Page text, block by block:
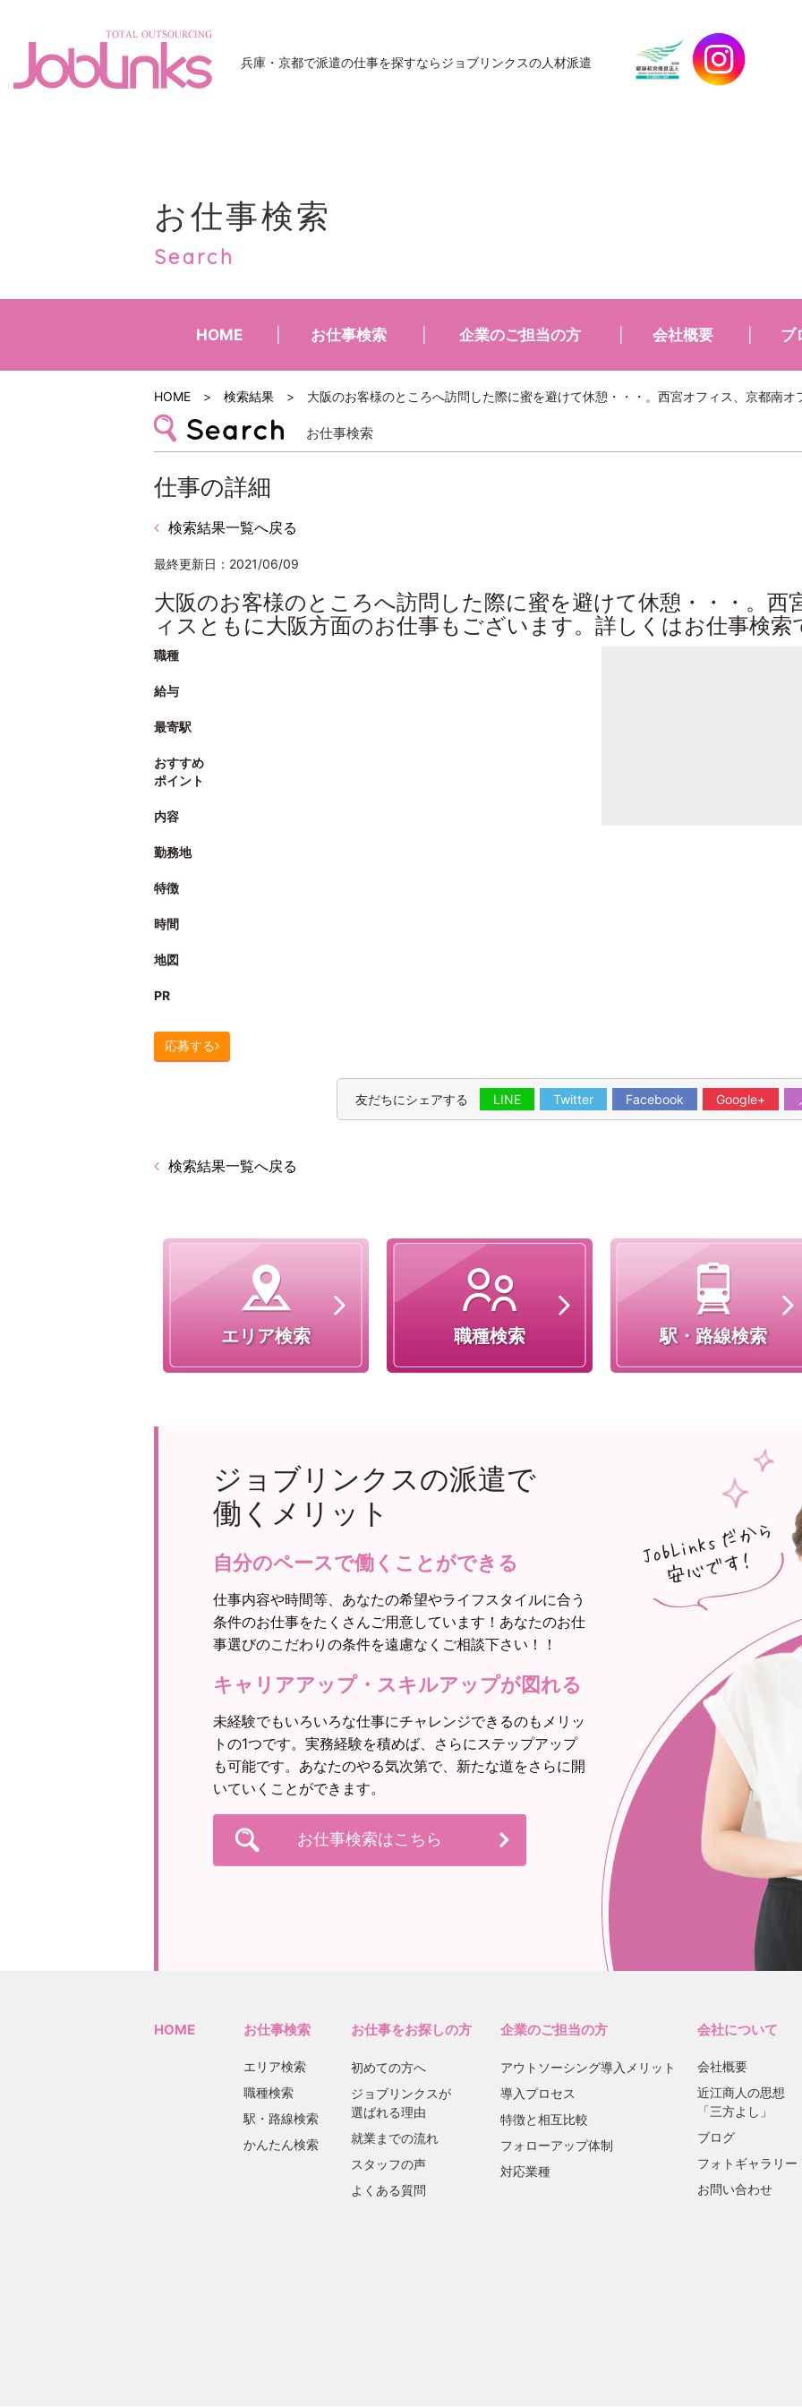
兵庫・京都で派遣の仕事を探すならジョブリンクスの人材派遣
お仕事検索
Search
HOME お仕事検索 企業のご担当の方 会社概要 ブ
HOME > 検索結果 > 大阪のお客様のところへ訪問した際に蜜を避けて休憩・・・。西宮オフィス、京都南
お仕事検索
仕事の詳細
検索結果一覧へ戻る
最終更新日：2021/06/09
大阪のお客様のところへ訪問した際に蜜を避けて休憩・・・。西
ィスともに大阪方面のお仕事もございます。詳しくはお仕事検
職種
給与
最寄駅
おすすめ
ポイント
内容
勤務地
特徴
時間
地図
PR
応募する
友だちにシェアする LINE Twitter Facebook Google+
検索結果一覧へ戻る
エリア検索 職種検索 駅・路線検索
ジョブリンクスの派遣で
働くメリット
自分のペースで働くことができる
仕事内容や時間等、あなたの希望やライフスタイルに合う
条件のお仕事をたくさんご用意しています！あなたのお仕
事選びのこだわりの条件を遠慮なくご相談下さい！！
キャリアアップ・スキルアップが図れる
未経験でもいろいろな仕事にチャレンジできるのもメリッ
トの1つです。実務経験を積めば、さらにステップアップ
も可能です。あなたのやる気次第で、新たな道をさらに開
いていくことができます。
お仕事検索はこちら
HOME お仕事検索
エリア検索
職種検索
駅・路線検索
かんたん検索
お仕事をお探しの方
初めての方へ
ジョブリンクスが
選ばれる理由
就業までの流れ
スタッフの声
よくある質問
企業のご担当の方
アウトソーシング導入メリット
導入プロセス
特徴と相互比較
フォローアップ体制
対応業種
会社について
会社概要
近江商人の思想
「三方よし」
ブログ
フォトギャラリー
お問い合わせ